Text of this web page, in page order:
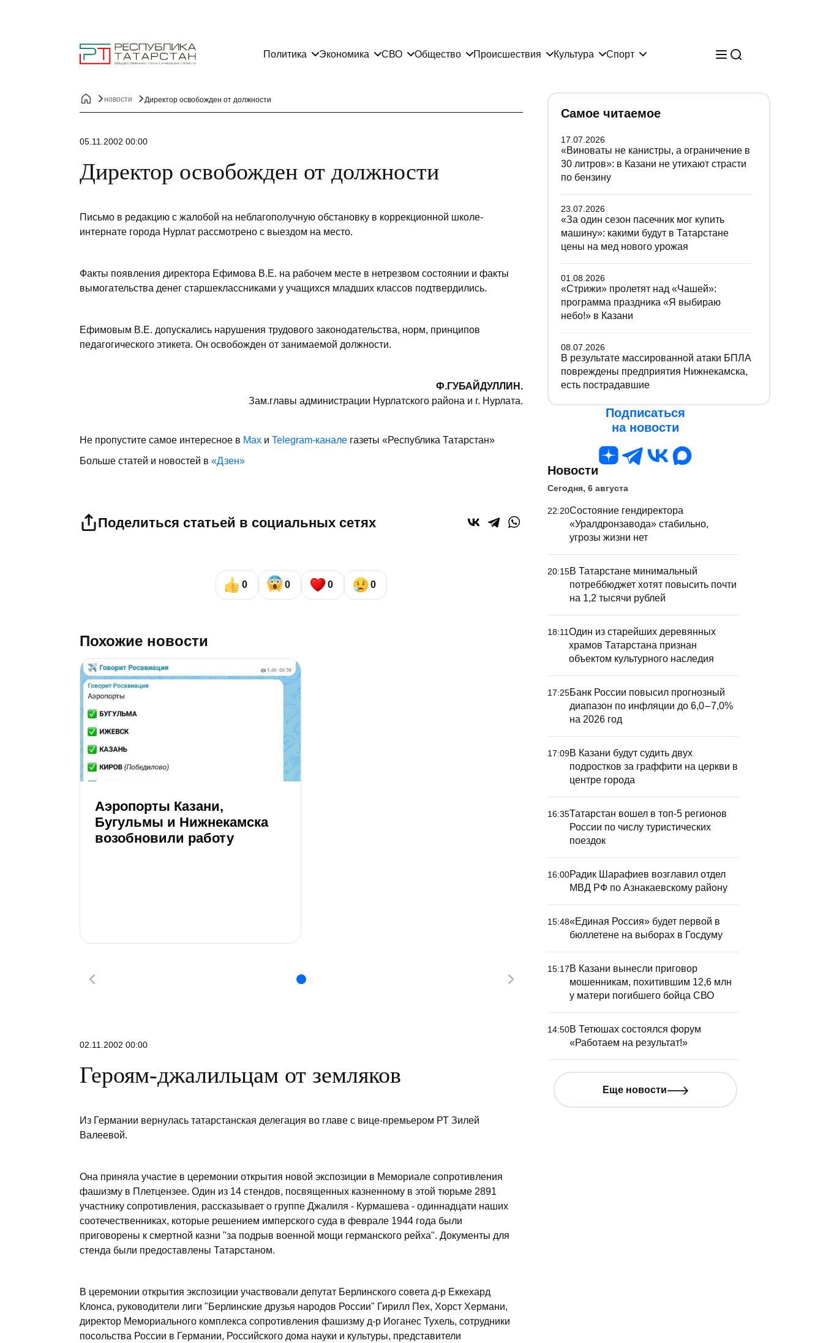
Политика Экономика СВО Общество Происшествия Культура Спорт
новости Директор освобожден от должности
05.11.2002 00:00
Директор освобожден от должности
Письмо в редакцию с жалобой на неблагополучную обстановку в коррекционной школе-
интернате города Нурлат рассмотрено с выездом на место.
Факты появления директора Ефимова В.Е. на рабочем месте в нетрезвом состоянии и факты
вымогательства денег старшеклассниками у учащихся младших классов подтвердились.
Ефимовым В.Е. допускались нарушения трудового законодательства, норм, принципов
педагогического этикета. Он освобожден от занимаемой должности.
Ф.ГУБАЙДУЛЛИН.
Зам.главы администрации Нурлатского района и г. Нурлата.
Не пропустите самое интересное в Max и Telegram-канале газеты «Республика Татарстан»
Больше статей и новостей в «Дзен»
Поделиться статьей в социальных сетях
0 0 0 0
Похожие новости
Аэропорты Казани,
Бугульмы и Нижнекамска
возобновили работу
02.11.2002 00:00
Героям-джалильцам от земляков
Из Германии вернулась татарстанская делегация во главе с вице-премьером РТ Зилей
Валеевой.
Она приняла участие в церемонии открытия новой экспозиции в Мемориале сопротивления
фашизму в Плетцензее. Один из 14 стендов, посвященных казненному в этой тюрьме 2891
участнику сопротивления, рассказывает о группе Джалиля - Курмашева - одиннадцати наших
соотечественниках, которые решением имперского суда в феврале 1944 года были
приговорены к смертной казни "за подрыв военной мощи германского рейха". Документы для
стенда были предоставлены Татарстаном.
В церемонии открытия экспозиции участвовали депутат Берлинского совета д-р Еккехард
Клонса, руководители лиги "Берлинские друзья народов России" Гирилл Пех, Хорст Хермани,
директор Мемориального комплекса сопротивления фашизму д-р Иоганес Тухель, сотрудники
посольства России в Германии, Российского дома науки и культуры, представители
Самое читаемое
17.07.2026
«Виноваты не канистры, а ограничение в
30 литров»: в Казани не утихают страсти
по бензину
23.07.2026
«За один сезон пасечник мог купить
машину»: какими будут в Татарстане
цены на мед нового урожая
01.08.2026
«Стрижи» пролетят над «Чашей»:
программа праздника «Я выбираю
небо!» в Казани
08.07.2026
В результате массированной атаки БПЛА
повреждены предприятия Нижнекамска,
есть пострадавшие
Подписаться
на новости
Новости
Сегодня, 6 августа
22:20Состояние гендиректора
«Уралдронзавода» стабильно,
угрозы жизни нет
20:15В Татарстане минимальный
потреббюджет хотят повысить почти
на 1,2 тысячи рублей
18:11Один из старейших деревянных
храмов Татарстана признан
объектом культурного наследия
17:25Банк России повысил прогнозный
диапазон по инфляции до 6,0 – 7,0%
на 2026 год
17:09В Казани будут судить двух
подростков за граффити на церкви в
центре города
16:35Татарстан вошел в топ-5 регионов
России по числу туристических
поездок
16:00Радик Шарафиев возглавил отдел
МВД РФ по Азнакаевскому району
15:48«Единая Россия» будет первой в
бюллетене на выборах в Госдуму
15:17В Казани вынесли приговор
мошенникам, похитившим 12,6 млн
у матери погибшего бойца СВО
14:50В Тетюшах состоялся форум
«Работаем на результат!»
Еще новости